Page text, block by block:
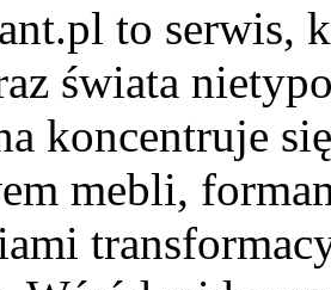
to serwis,
świata
koncentruje
mebli,